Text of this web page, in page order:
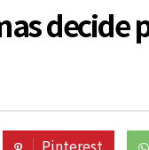
decide
Pinterest